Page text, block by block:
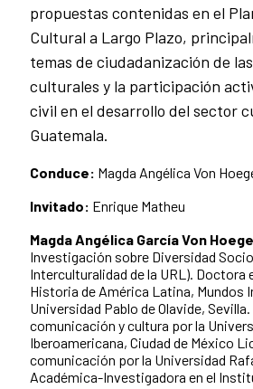
propuestas contenidas en el
Cultural a Largo Plazo,
temas de ciudadanización de
culturales y la participación
civil en el desarrollo del sector
Guatemala.
Conduce: Magda Angélica Von
Invitado: Enrique Matheu
Magda Angélica García Von
Investigación sobre Diversidad
Interculturalidad de la URL). Doctora
Historia de América Latina, Mundos
Universidad Pablo de Olavide,
comunicación y cultura por la
Iberoamericana, Ciudad de México
comunicación por la Universidad
Académica-Investigadora en el